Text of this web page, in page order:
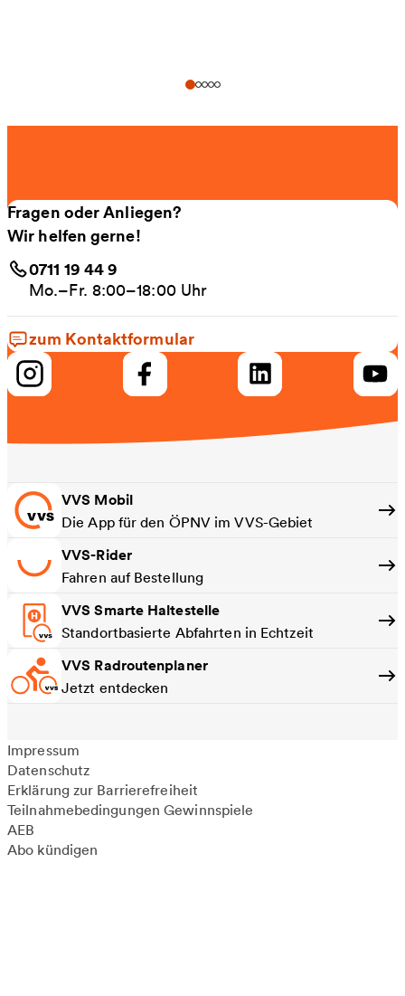
Fragen oder Anliegen?
Wir helfen gerne!
0711 19 44 9
Mo.–Fr. 8:00–18:00 Uhr
zum Kontaktformular
VVS Mobil
Die App für den ÖPNV im VVS-Gebiet
VVS-Rider
Fahren auf Bestellung
VVS Smarte Haltestelle
Standortbasierte Abfahrten in Echtzeit
VVS Radroutenplaner
Jetzt entdecken
Impressum
Datenschutz
Erklärung zur Barrierefreiheit
Teilnahmebedingungen Gewinnspiele
AEB
Abo kündigen